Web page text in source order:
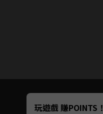
Unmute
如有不便請見諒
玩遊戲 賺POINTS！